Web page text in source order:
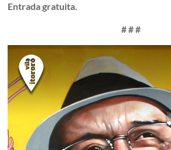
Entrada gratuita.
# # #